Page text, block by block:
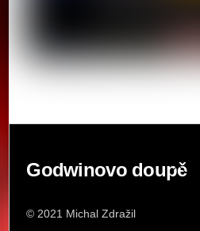
Back
Godwinovo doupě
© 2021 Michal Zdražil